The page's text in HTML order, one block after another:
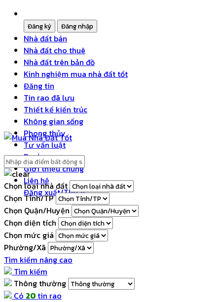
Nhà đất bán
Nhà đất cho thuê
Nhà đất trên bản đồ
Kinh nghiệm mua nhà đất tốt
Đăng tin
Tin rao đã lưu
Thiết kế kiến trúc
Không gian sống
Phong thủy
Tư vấn luật
Dự án
Giới thiệu chung
Liên hệ
Đăng xuất/Thoát
Chọn loại nhà đất
Chọn Tỉnh/TP
Chọn Quận/Huyện
Chọn diện tích
Chọn mức giá
Phường/Xã
Tìm kiếm nâng cao
Tìm kiếm
Thông thường
Có 20 tin rao